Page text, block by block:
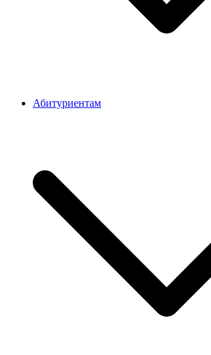
Абитуриентам